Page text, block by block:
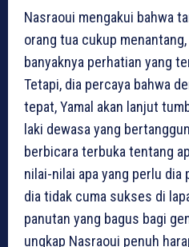
Nasraoui mengakui bahwa
orang tua cukup
banyaknya perhatian yang
Tetapi, dia percaya bahwa
tepat, Yamal akan lanjut
laki dewasa yang
berbicara terbuka tentang
nilai-nilai apa yang perlu dia
dia tidak cuma sukses di
panutan yang bagus bagi
ungkap Nasraoui penuh